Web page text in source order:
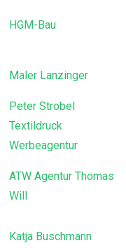
HGM-Bau
Maler Lanzinger
Peter Strobel
Textildruck
Werbeagentur
ATW Agentur Thomas
Will
Katja Buschmann